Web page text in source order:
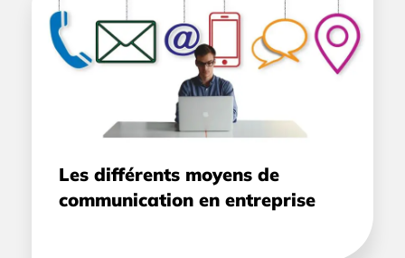
Les différents moyens de
communication en entreprise